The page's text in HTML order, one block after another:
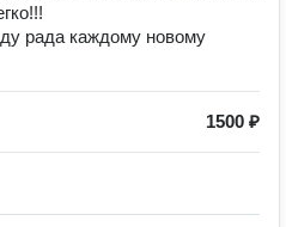
рада каждому новому
1500 ₽